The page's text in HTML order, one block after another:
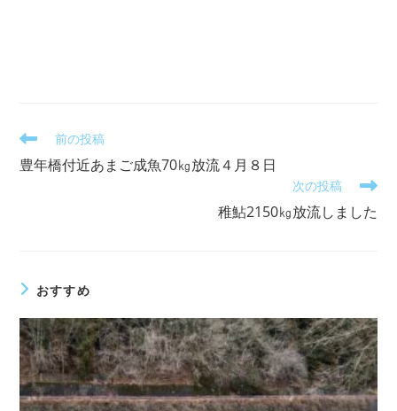
そ
の
他
前の投稿
豊年橋付近あまご成魚70㎏放流４月８日
次の投稿
稚鮎2150㎏放流しました
おすすめ